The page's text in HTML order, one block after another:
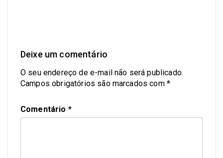
Deixe um comentário
O seu endereço de e-mail não será publicado.
Campos obrigatórios são marcados com *
Comentário *